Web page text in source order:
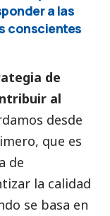
a las
conscientes
de
al
desde
que es
de
la calidad
se basa en